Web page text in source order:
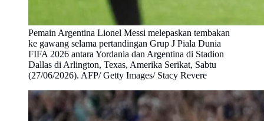
Pemain Argentina Lionel Messi melepaskan tembakan
ke gawang selama pertandingan Grup J Piala Dunia
FIFA 2026 antara Yordania dan Argentina di Stadion
Dallas di Arlington, Texas, Amerika Serikat, Sabtu
(27/06/2026). AFP/ Getty Images/ Stacy Revere